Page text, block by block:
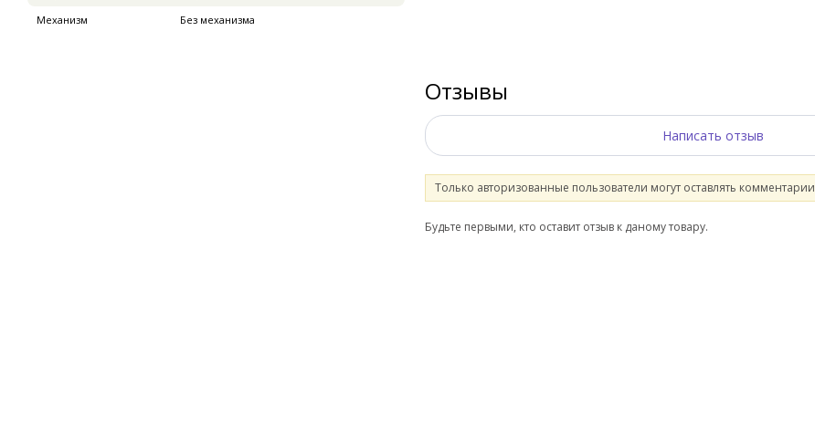
Механизм
Без механизма
Отзывы
Написать отзыв
Только авторизованные пользователи могут оставлять комментарии
Будьте первыми, кто оставит отзыв к даному товару.